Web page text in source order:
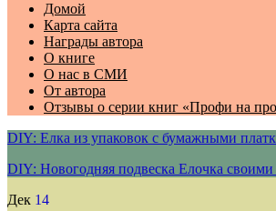
Домой
Карта сайта
Награды автора
О книге
О нас в СМИ
От автора
Отзывы о серии книг «Профи на
DIY: Елка из упаковок с бумажными
DIY: Новогодняя подвеска Елочка
Дек 14